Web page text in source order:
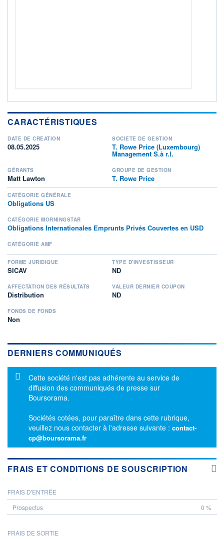
RISQUE DU FONDS (SRI)
6/7
CARACTÉRISTIQUES
DATE DE CRÉATION
08.05.2025
SOCIÉTÉ DE GESTION
T. Rowe Price (Luxembourg)
Management S.à r.l.
GÉRANTS
Matt Lawton
GROUPE DE GESTION
T. Rowe Price
CATÉGORIE GÉNÉRALE
Obligations US
CATÉGORIE MORNINGSTAR
Obligations Internationales Emprunts Privés Couvertes en USD
CATÉGORIE AMF
FORME JURIDIQUE
SICAV
TYPE D'INVESTISSEUR
ND
AFFECTATION DES RÉSULTATS
Distribution
VALEUR DERNIER COUPON
ND
FONDS DE FONDS
Non
DERNIERS COMMUNIQUÉS
Message d'information
Cette société n'est pas adhérente au service de
diffusion des communiqués de presse sur
Boursorama.
Sociétés cotées, pour paraître dans cette rubrique,
veuillez nous contacter à l'adresse suivante : contact-
cp@boursorama.fr
FRAIS ET CONDITIONS DE SOUSCRIPTION
PROSPECTUS
FRAIS D'ENTRÉE
0 %
FRAIS DE SORTIE